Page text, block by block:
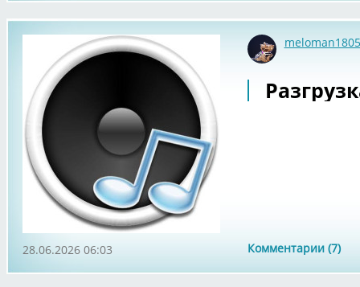
meloman1805
Комментарии (7)
28.06.2026 06:03